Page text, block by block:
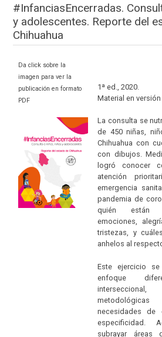
#InfanciasEncerradas.
y adolescentes. Reporte del
Chihuahua
Da click sobre la
imagen para ver la
publicación en formato
PDF
1ª ed., 2020.
Material en
La consulta se
de 450 niñas,
Chihuahua con
con dibujos.
logró conocer
atención
emergencia
pandemia de
quién están
emociones,
tristezas, y
anhelos al
Este ejercicio
enfoque
necesidades de
especificidad.
subrayar áreas